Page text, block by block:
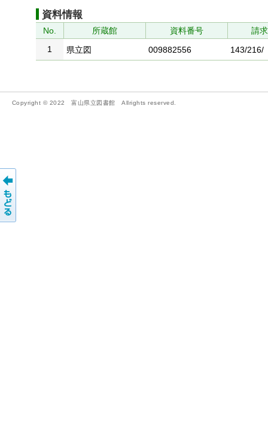
資料情報
No. 所蔵館 資料番号
請
1
県立図 009882556 143/216/
Copyright © 2022 富山県立図書館 Allrights reserved.